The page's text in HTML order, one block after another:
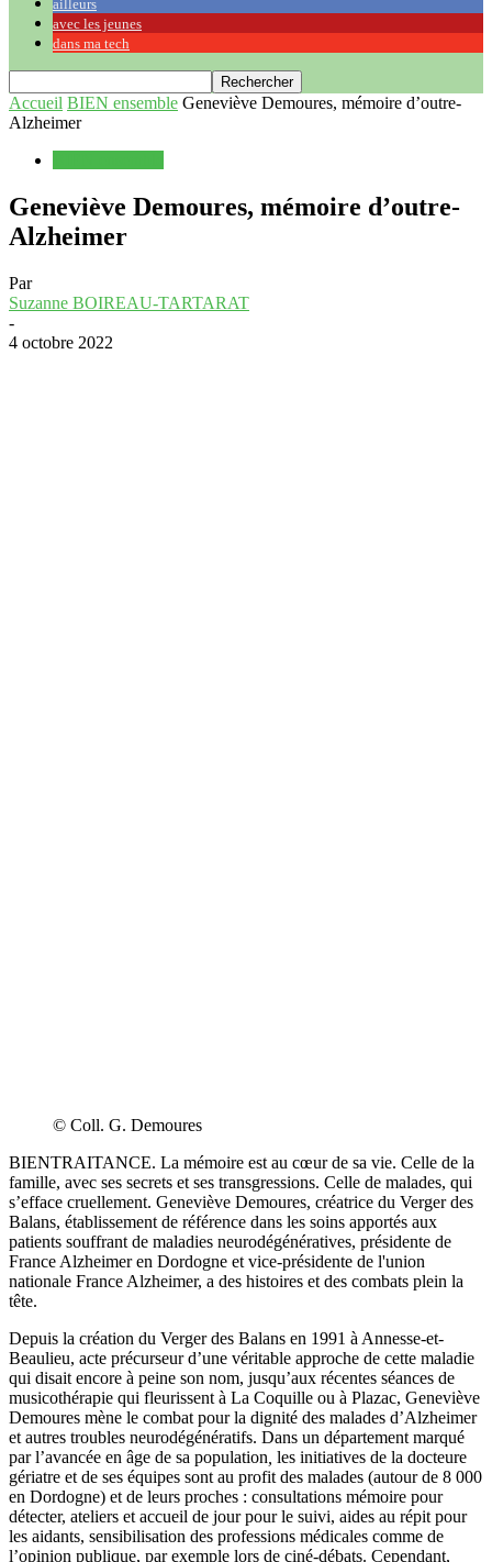
ailleurs
avec les jeunes
dans ma tech
Accueil BIEN ensemble Geneviève Demoures, mémoire d’outre-
Alzheimer
Geneviève Demoures, mémoire d’outre-
Alzheimer
Par
Suzanne BOIREAU-TARTARAT
-
4 octobre 2022
© Coll. G. Demoures
BIENTRAITANCE. La mémoire est au cœur de sa vie. Celle de la
famille, avec ses secrets et ses transgressions. Celle de malades, qui
s’efface cruellement. Geneviève Demoures, créatrice du Verger des
Balans, établissement de référence dans les soins apportés aux
patients souffrant de maladies neurodégénératives, présidente de
France Alzheimer en Dordogne et vice-présidente de l'union
nationale France Alzheimer, a des histoires et des combats plein la
tête.
Depuis la création du Verger des Balans en 1991 à Annesse-et-
Beaulieu, acte précurseur d’une véritable approche de cette maladie
qui disait encore à peine son nom, jusqu’aux récentes séances de
musicothérapie qui fleurissent à La Coquille ou à Plazac, Geneviève
Demoures mène le combat pour la dignité des malades d’Alzheimer
et autres troubles neurodégénératifs. Dans un département marqué
par l’avancée en âge de sa population les initiatives de la docteure
gériatre et de ses équipes sont au profit des malades (autour de 8 000
en Dordogne) et de leurs proches : consultations mémoire pour
détecter, ateliers et accueil de jour pour le suivi, aides au répit pour
les aidants, sensibilisation des professions médicales comme de
l’opinion publique, par exemple lors de ciné-débats. Cependant,